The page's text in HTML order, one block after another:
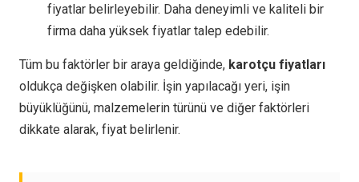
fiyatlar belirleyebilir. Daha deneyimli ve kaliteli bir
firma daha yüksek fiyatlar talep edebilir.
Tüm bu faktörler bir araya geldiğinde, karotçu fiyatları
oldukça değişken olabilir. İşin yapılacağı yeri, işin
büyüklüğünü, malzemelerin türünü ve diğer faktörleri
dikkate alarak, fiyat belirlenir.